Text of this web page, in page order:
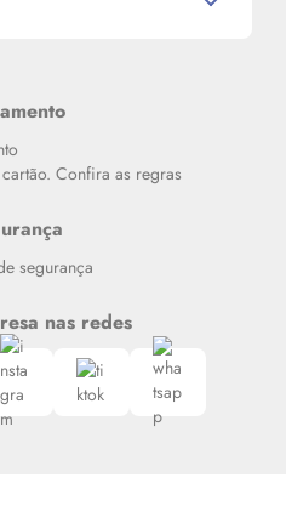
Confira as regras
nas redes